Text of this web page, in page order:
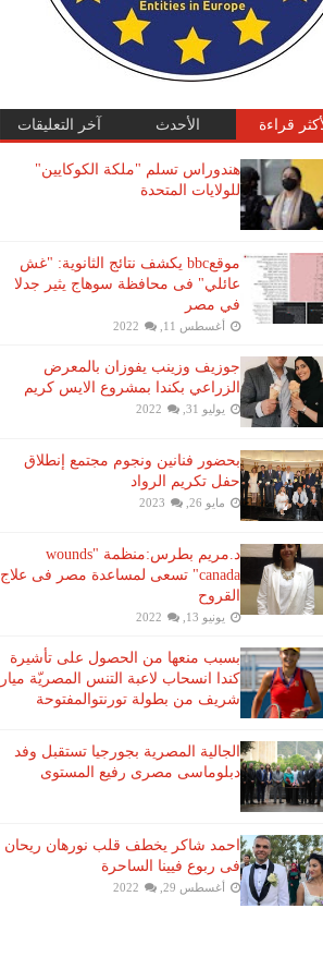
قراءة الأحدث آخر التعليقات
هندوراس تسلم "ملكة الكوكايين"
للولايات المتحدة
موقعbbc يكشف نتائج الثانوية: "غش
عائلي" فى محافظة سوهاج يثير جدلا
في مصر
أغسطس 11, 2022
جوزيف وزينب يفوزان بالمعرض
الزراعي بكندا بمشروع الايس كريم
يوليو 31, 2022
بحضور فنانين ونجوم مجتمع إنطلاق
حفل تكريم الرواد
مايو 26, 2023
د.مريم بطرس:منظمة "wounds
canada" تسعى لمساعدة مصر فى علاج
القروح
يونيو 13, 2022
بسبب منعها من الحصول على تأشيرة
كندا انسحاب لاعبة ​التنس​ المصريّة ​ميار
شريف​ من بطولة ​تورنتو​المفتوحة
الجالية المصرية بجورجيا تستقبل وفد
دبلوماسى مصرى رفيع المستوى
احمد شاكر يخطف قلب نورهان ريحان
فى ربوع فيينا الساحرة
أغسطس 29, 2022